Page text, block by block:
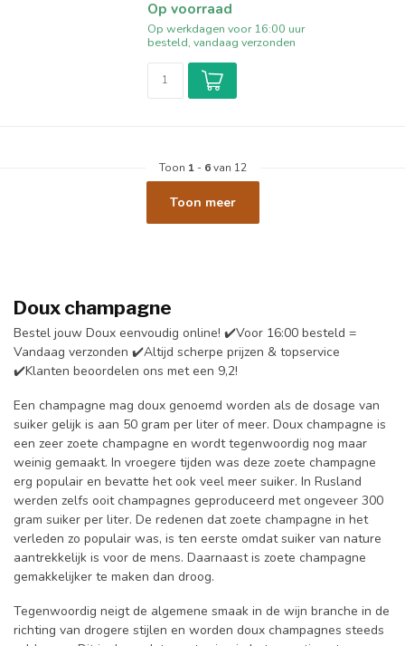
Op voorraad
Op werkdagen voor 16:00 uur
besteld, vandaag verzonden
Toon 1- 6van 12
Toon meer
Doux champagne
Bestel jouw Doux eenvoudig online! ✔️Voor 16:00 besteld =
Vandaag verzonden ✔️Altijd scherpe prijzen & topservice
✔️Klanten beoordelen ons met een 9,2!
Een champagne mag doux genoemd worden als de dosage van
suiker gelijk is aan 50 gram per liter of meer. Doux champagne is
een zeer zoete champagne en wordt tegenwoordig nog maar
weinig gemaakt. In vroegere tijden was deze zoete champagne
erg populair en bevatte het ook veel meer suiker. In Rusland
werden zelfs ooit champagnes geproduceerd met ongeveer 300
gram suiker per liter. De redenen dat zoete champagne in het
verleden zo populair was, is ten eerste omdat suiker van nature
aantrekkelijk is voor de mens. Daarnaast is zoete champagne
gemakkelijker te maken dan droog.
Tegenwoordig neigt de algemene smaak in de wijn branche in de
richting van drogere stijlen en worden doux champagnes steeds